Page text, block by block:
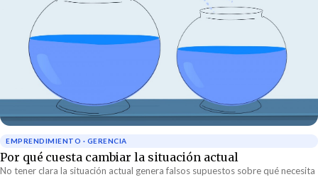
EMPRENDIMIENTO · GERENCIA
Por qué cuesta cambiar la situación actual
No tener clara la situación actual genera falsos supuestos sobre qué necesita